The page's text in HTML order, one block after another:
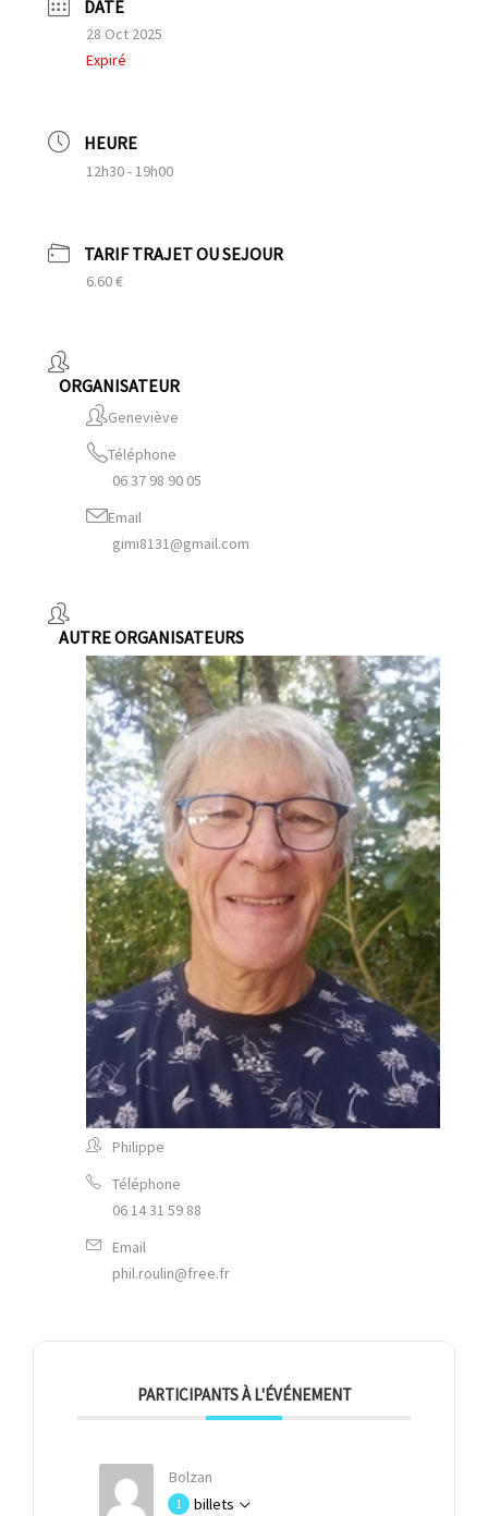
DATE
28 Oct 2025
Expiré
HEURE
12h30 - 19h00
TARIF TRAJET OU SEJOUR
6.60 €
ORGANISATEUR
Geneviève
Téléphone
06 37 98 90 05
Email
gimi8131@gmail.com
AUTRE ORGANISATEURS
Philippe
Téléphone
06 14 31 59 88
Email
phil.roulin@free.fr
PARTICIPANTS À L'ÉVÉNEMENT
Bolzan
1 billets